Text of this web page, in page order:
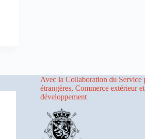
Avec la Collaboration du Service
étrangères, Commerce extérieur
développement